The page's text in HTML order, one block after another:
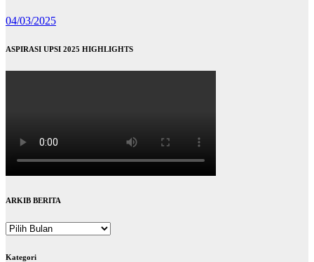
04/03/2025
ASPIRASI UPSI 2025 HIGHLIGHTS
ARKIB BERITA
ARKIB
Kategori